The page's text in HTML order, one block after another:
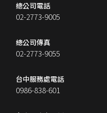
總公司電話
02-2773-9005
總公司傳真
02-2773-9055
台中服務處電話
0986-838-601